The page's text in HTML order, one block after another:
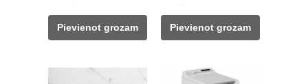
was:
653,00 €.
510,00 €.
Pievienot grozam
was:
462,00 €.
367,00 €.
Pievienot grozam